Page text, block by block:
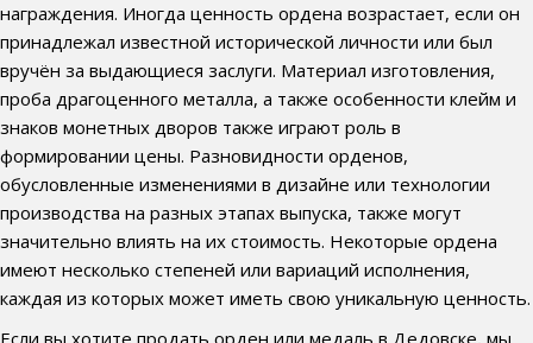
награждения. Иногда ценность ордена возрастает, если он
принадлежал известной исторической личности или был
вручён за выдающиеся заслуги. Материал изготовления,
проба драгоценного металла, а также особенности клейм и
знаков монетных дворов также играют роль в
формировании цены. Разновидности орденов,
обусловленные изменениями в дизайне или технологии
производства на разных этапах выпуска, также могут
значительно влиять на их стоимость. Некоторые ордена
имеют несколько степеней или вариаций исполнения,
каждая из которых может иметь свою уникальную ценность.
Если вы хотите продать орден или медаль в Дедовске, мы